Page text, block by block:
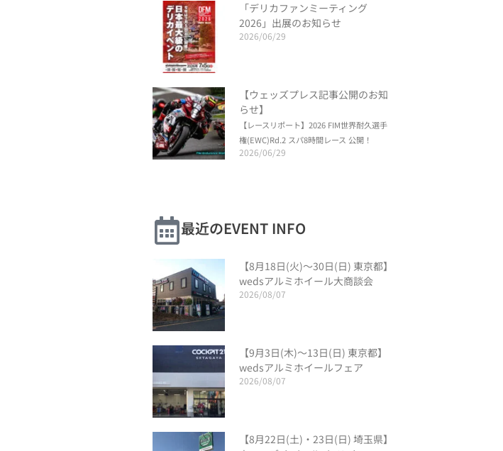
「デリカファンミーティング
2026」出展のお知らせ
2026/06/29
【ウェッズプレス記事公開のお知
らせ】
【レースリポート】2026 FIM世界耐久選手
権(EWC)Rd.2 スパ8時間レース 公開！
2026/06/29
最近のEVENT INFO
【8月18日(火)〜30日(日) 東京都】
wedsアルミホイール大商談会
2026/08/07
【9月3日(木)〜13日(日) 東京都】
wedsアルミホイールフェア
2026/08/07
【8月22日(土)・23日(日) 埼玉県】